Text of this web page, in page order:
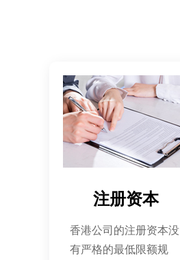
注册资本
香港公司的注册资本没
有严格的最低限额规